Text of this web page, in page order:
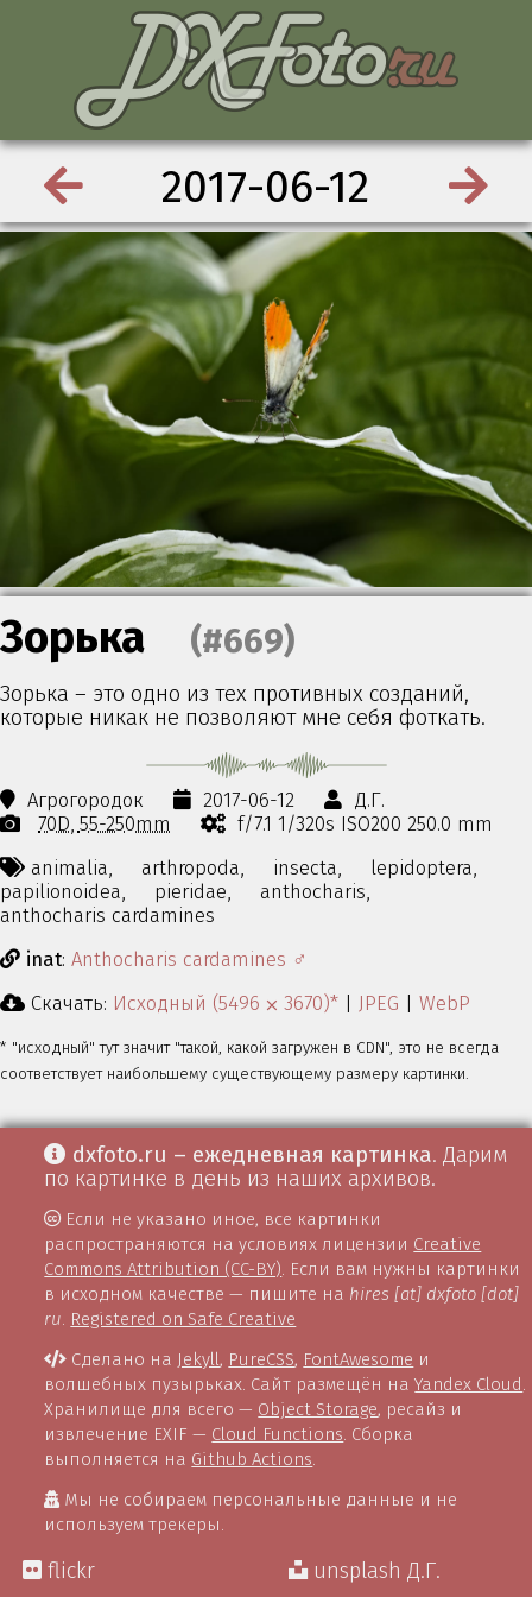
2017-06-12
Зорька (#669)
Зорька – это одно из тех противных созданий,
которые никак не позволяют мне себя фоткать.
Агрогородок 2017-06-12
Д.Г.
70D 55-250mm
f/7.1 1/320s ISO200 250.0 mm
animalia,
arthropoda, insecta,
lepidoptera,
papilionoidea,
pieridae,
anthocharis,
anthocharis cardamines
inat: Anthocharis cardamines ♂
Скачать: Исходный (5496 ⨉ 3670)* | JPEG | WebP
* "исходный" тут значит "такой, какой загружен в CDN", это не всегда
соответствует наибольшему существующему размеру картинки.
dxfoto.ru – ежедневная картинка. Дарим
по картинке в день из наших архивов.
Если не указано иное, все картинки
распространяются на условиях лицензии Creative
Commons Attribution (CC-BY). Если вам нужны картинки
в исходном качестве — пишите на hires [at] dxfoto [dot]
ru. Registered on Safe Creative
Сделано на Jekyll, PureCSS, FontAwesome и
волшебных пузырьках. Сайт размещён наYandex Cloud .
Хранилище для всего — Object Storage, ресайз и
извлечение EXIF — Cloud Functions. Сборка
выполняется на Github Actions.
Мы не собираем персональные данные и не
используем трекеры.
flickr unsplash Д.Г.